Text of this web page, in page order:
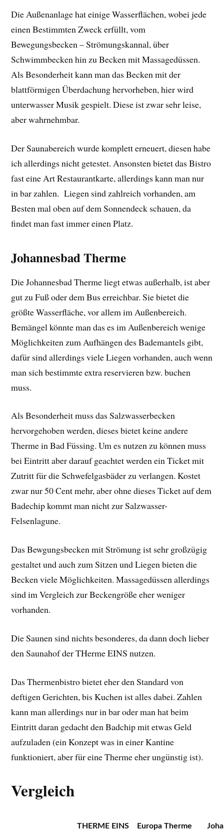
Die Außenanlage hat einige Wasserflächen, wobei jede
einen Bestimmten Zweck erfüllt, vom
Bewegungsbecken – Strömungskannal, über
Schwimmbecken hin zu Becken mit Massagedüssen.
Als Besonderheit kann man das Becken mit der
blattförmigen Überdachung hervorheben, hier wird
unterwasser Musik gespielt. Diese ist zwar sehr leise,
aber wahrnehmbar.
Der Saunabereich wurde komplett erneuert, diesen habe
ich allerdings nicht getestet. Ansonsten bietet das Bistro
fast eine Art Restaurantkarte, allerdings kann man nur
in bar zahlen. Liegen sind zahlreich vorhanden, am
Besten mal oben auf dem Sonnendeck schauen, da
findet man fast immer einen Platz.
Johannesbad Therme
Die Johannesbad Therme liegt etwas außerhalb, ist aber
gut zu Fuß oder dem Bus erreichbar. Sie bietet die
größte Wasserfläche, vor allem im Außenbereich.
Bemängel könnte man das es im Außenbereich wenige
Möglichkeiten zum Aufhängen des Bademantels gibt,
dafür sind allerdings viele Liegen vorhanden, auch wenn
man sich bestimmte extra reservieren bzw. buchen
muss.
Als Besonderheit muss das Salzwasserbecken
hervorgehoben werden, dieses bietet keine andere
Therme in Bad Füssing. Um es nutzen zu können muss
bei Eintritt aber darauf geachtet werden ein Ticket mit
Zutritt für die Schwefelgasbäder zu verlangen. Kostet
zwar nur 50 Cent mehr, aber ohne dieses Ticket auf dem
Badechip kommt man nicht zur Salzwasser-
Felsenlagune.
Das Bewgungsbecken mit Strömung ist sehr großzügig
gestaltet und auch zum Sitzen und Liegen bieten die
Becken viele Möglichkeiten. Massagedüssen allerdings
sind im Vergleich zur Beckengröße eher weniger
vorhanden.
Die Saunen sind nichts besonderes, da dann doch lieber
den Saunahof der THerme EINS nutzen.
Das Thermenbistro bietet eher den Standard von
deftigen Gerichten, bis Kuchen ist alles dabei. Zahlen
kann man allerdings nur in bar oder man hat beim
Eintritt daran gedacht den Badchip mit etwas Geld
aufzuladen (ein Konzept was in einer Kantine
funktioniert, aber für eine Therme eher ungünstig ist).
Vergleich
THERME EINS Europa Therme